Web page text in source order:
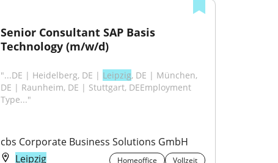
Senior Consultant SAP Basis
Technology (m/w/d)
"...DE | Heidelberg, DE | Leipzig, DE | München,
DE | Raunheim, DE | Stuttgart, DEEmployment
Type..."
cbs Corporate Business Solutions GmbH
Leipzig
Homeoffice Vollzeit